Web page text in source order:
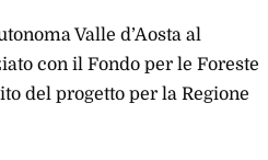
Valle d’Aosta al
con il Fondo per le Foreste
del progetto per la Regione